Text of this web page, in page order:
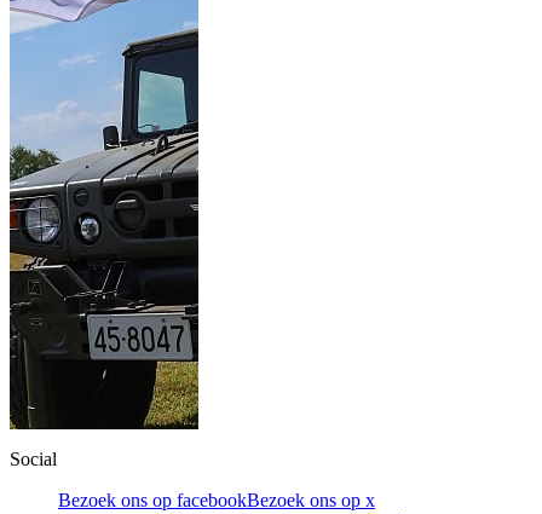
Social
Bezoek ons op facebookBezoek ons op x